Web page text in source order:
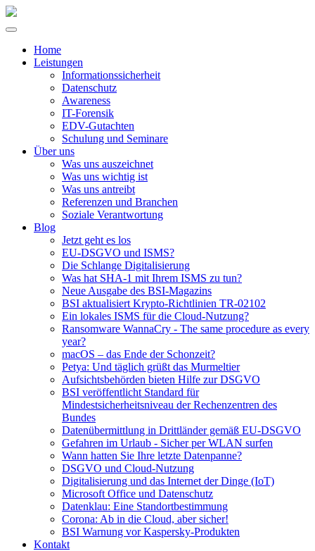
Home
Leistungen
Informationssicherheit
Datenschutz
Awareness
IT-Forensik
EDV-Gutachten
Schulung und Seminare
Über uns
Was uns auszeichnet
Was uns wichtig ist
Was uns antreibt
Referenzen und Branchen
Soziale Verantwortung
Blog
Jetzt geht es los
EU-DSGVO und ISMS?
Die Schlange Digitalisierung
Was hat SHA-1 mit Ihrem ISMS zu tun?
Neue Ausgabe des BSI-Magazins
BSI aktualisiert Krypto-Richtlinien TR-02102
Ein lokales ISMS für die Cloud-Nutzung?
Ransomware WannaCry - The same procedure as every
year?
macOS – das Ende der Schonzeit?
Petya: Und täglich grüßt das Murmeltier
Aufsichtsbehörden bieten Hilfe zur DSGVO
BSI veröffentlicht Standard für
Mindestsicherheitsniveau der Rechenzentren des
Bundes
Datenübermittlung in Drittländer gemäß EU-DSGVO
Gefahren im Urlaub - Sicher per WLAN surfen
Wann hatten Sie Ihre letzte Datenpanne?
DSGVO und Cloud-Nutzung
Digitalisierung und das Internet der Dinge (IoT)
Microsoft Office und Datenschutz
Datenklau: Eine Standortbestimmung
Corona: Ab in die Cloud, aber sicher!
BSI Warnung vor Kaspersky-Produkten
Kontakt